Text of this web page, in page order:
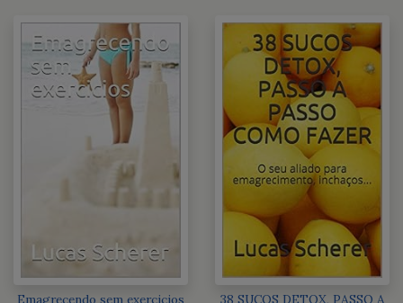
Emagrecendo sem exercicios
38 SUCOS DETOX, PASSO A